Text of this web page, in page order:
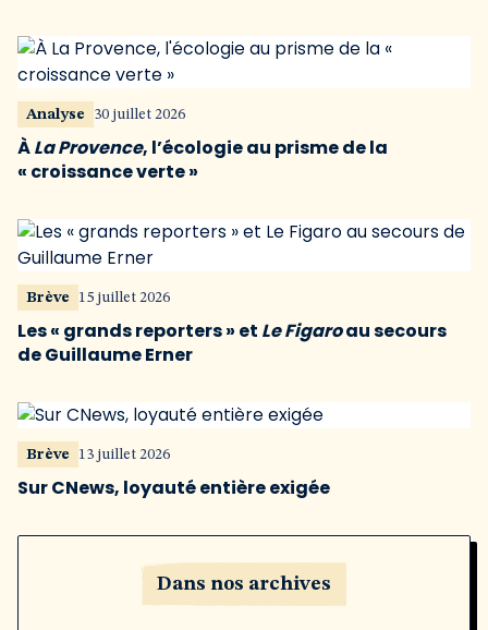
Analyse 30 juillet 2026
ÀLa Provence, l’écologie au prisme de la
« croissance verte »
Brève 15 juillet 2026
Les « grands reporters » et Le Figaroau secours
de Guillaume Erner
Brève 13 juillet 2026
Sur CNews, loyauté entière exigée
Dans nos archives